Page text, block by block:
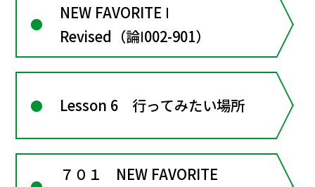
NEW FAVORITE Ⅰ
Revised（論Ⅰ002-901）
Lesson 6 行ってみたい場所
７０１ NEW FAVORITE